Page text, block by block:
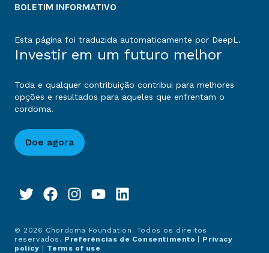
BOLETIM INFORMATIVO
Esta página foi traduzida automaticamente por DeepL.
Investir em um futuro melhor
Toda e qualquer contribuição contribui para melhores
opções e resultados para aqueles que enfrentam o
cordoma.
Doe agora
© 2026 Chordoma Foundation. Todos os direitos
reservados. Preferências de Consentimento
Privacy
policy
Terms of use